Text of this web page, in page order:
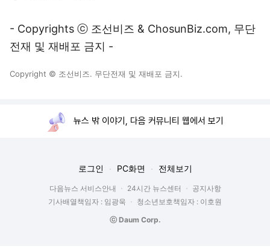
- Copyrights ⓒ 조선비즈 & ChosunBiz.com, 무단
전재 및 재배포 금지 -
Copyright © 조선비즈. 무단전재 및 재배포 금지.
뉴스 밖 이야기, 다음 커뮤니티 웹에서 보기
로그인 PC화면 전체보기
다음뉴스 서비스안내 24시간 뉴스센터
공지사항
기사배열책임자 : 임광욱
청소년보호책임자 : 이호원
ⓒ Daum Corp.